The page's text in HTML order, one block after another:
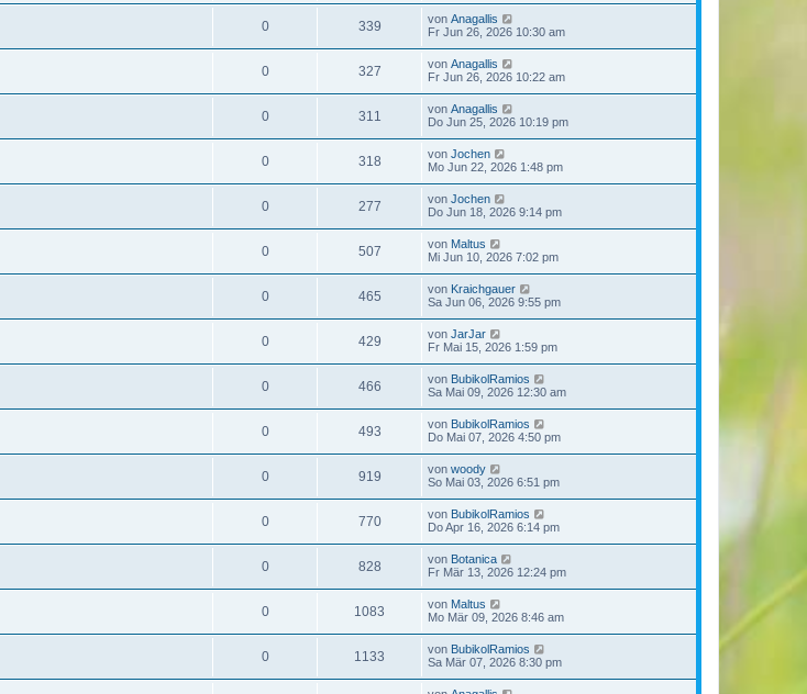
0 339 von Anagallis
Fr Jun 26, 2026 10:30 am
0 327 von Anagallis
Fr Jun 26, 2026 10:22 am
0 311 von Anagallis
Do Jun 25, 2026 10:19 pm
0 318 von Jochen
Mo Jun 22, 2026 1:48 pm
0 277 von Jochen
Do Jun 18, 2026 9:14 pm
0 507 von Maltus
Mi Jun 10, 2026 7:02 pm
0 465 von Kraichgauer
Sa Jun 06, 2026 9:55 pm
0 429 von JarJar
Fr Mai 15, 2026 1:59 pm
0 466 von BubikolRamios
Sa Mai 09, 2026 12:30 am
0 493 von BubikolRamios
Do Mai 07, 2026 4:50 pm
0 919 von woody
So Mai 03, 2026 6:51 pm
0 770 von BubikolRamios
Do Apr 16, 2026 6:14 pm
0 828 von Botanica
Fr Mär 13, 2026 12:24 pm
0 1083 von Maltus
Mo Mär 09, 2026 8:46 am
0 1133 von BubikolRamios
Sa Mär 07, 2026 8:30 pm